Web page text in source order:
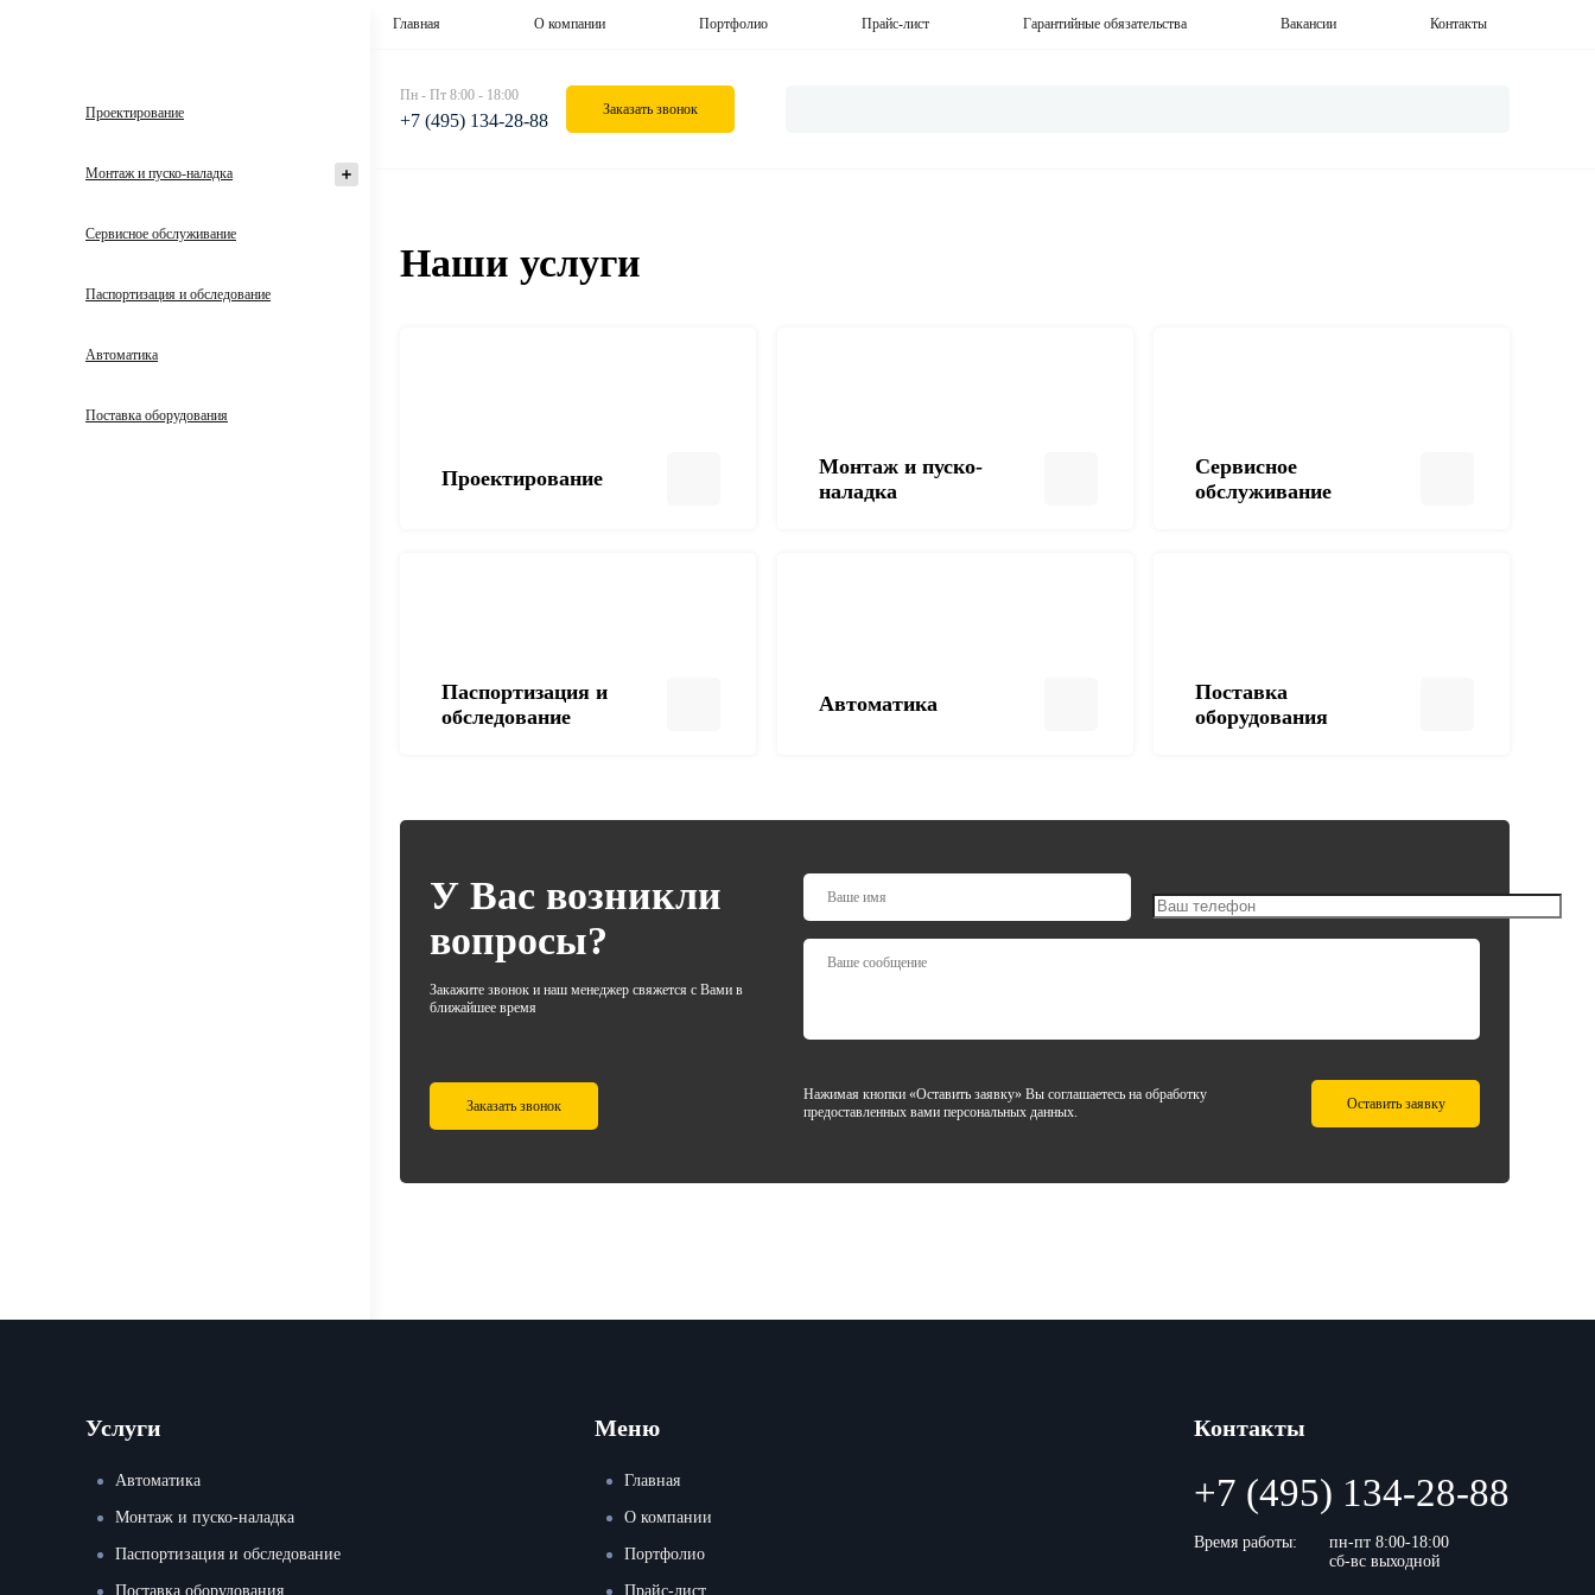
Проектирование
Монтаж и пуско-наладка
Сервисное обслуживание
Паспортизация и обследование
Автоматика
Поставка оборудования
Главная О компании Портфолио Прайс-лист Гарантийные обязательства Вакансии Контакты
Пн - Пт 8:00 - 18:00
+7 (495) 134-28-88
Заказать звонок
Наши услуги
Проектирование
Монтаж и пуско-
наладка
Сервисное
обслуживание
Паспортизация и
обследование
Автоматика
Поставка
оборудования
У Вас возникли
вопросы?
Закажите звонок и наш менеджер свяжется с Вами в
ближайшее время
Заказать звонок
Нажимая кнопки «Оставить заявку» Вы соглашаетесь на обработку
предоставленных вами персональных данных.
Оставить заявку
Услуги
Автоматика
Монтаж и пуско-наладка
Паспортизация и обследование
Поставка оборудования
Меню
Главная
О компании
Портфолио
Прайс-лист
Контакты
+7 (495) 134-28-88
Время работы:
пн-пт 8:00-18:00
сб-вс выходной